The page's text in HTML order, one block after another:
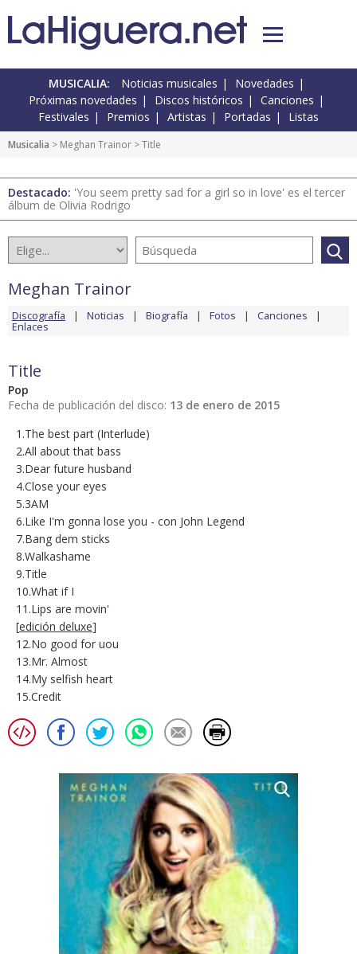
MUSICALIA: Noticias musicales
Novedades
Próximas novedades
Discos históricos
Canciones
Festivales
Premios Artistas Portadas Listas
Musicalia > Meghan Trainor > Title
Destacado: 'You seem pretty sad for a girl so in love' es el tercer
álbum de Olivia Rodrigo
Meghan Trainor
Discografía Noticias Biografía Fotos Canciones
Enlaces
Title
Pop
Fecha de publicación del disco: 13 de enero de 2015
1.The best part (Interlude)
2.All about that bass
3.Dear future husband
4.Close your eyes
5.3AM
6.Like I'm gonna lose you - con John Legend
7.Bang dem sticks
8.Walkashame
9.Title
10.What if I
11.Lips are movin'
[edición deluxe]
12.No good for uou
13.Mr. Almost
14.My selfish heart
15.Credit